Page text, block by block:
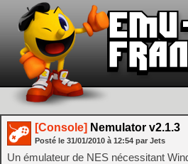
[Console] Nemulator v2.1.3
Posté le 31/01/2010 à 12:54 par Jets
Un émulateur de NES nécessitant